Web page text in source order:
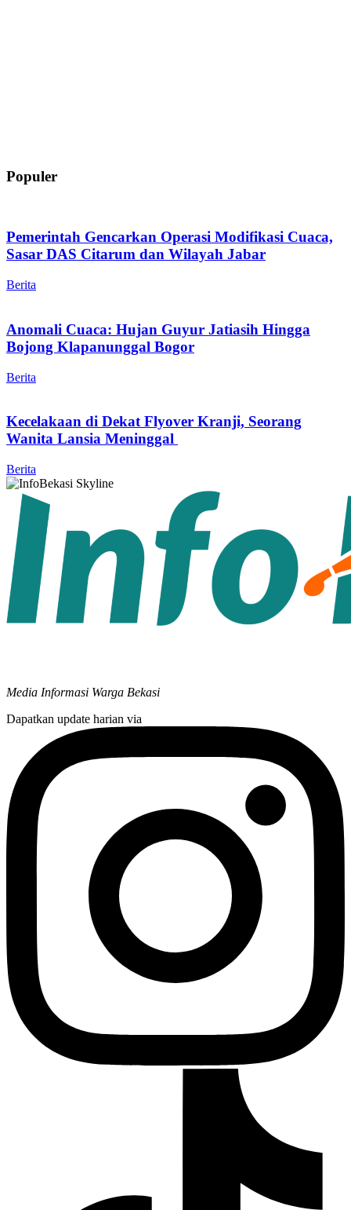
Populer
Pemerintah Gencarkan Operasi Modifikasi Cuaca,
Sasar DAS Citarum dan Wilayah Jabar
Berita
Anomali Cuaca: Hujan Guyur Jatiasih Hingga
Bojong Klapanunggal Bogor
Berita
Kecelakaan di Dekat Flyover Kranji, Seorang
Wanita Lansia Meninggal
Berita
Media Informasi Warga Bekasi
Dapatkan update harian via